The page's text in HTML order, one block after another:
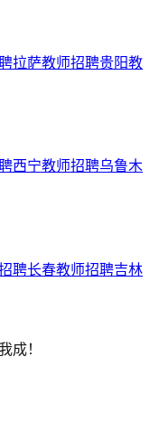
拉萨教师招聘贵阳教
西宁教师招聘乌鲁木
聘长春教师招聘吉林
成！